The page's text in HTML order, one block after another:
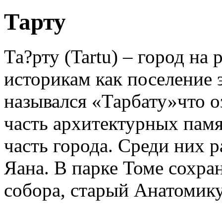
Тарту
Та?рту (Tartu) – город на
историкам как поселение
назывался «Тарбату»что
часть архитектурных
часть города. Среди них
Яана. В парке Томе
собора, старый